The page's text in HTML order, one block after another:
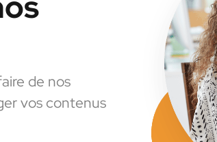
de nos
vos contenus